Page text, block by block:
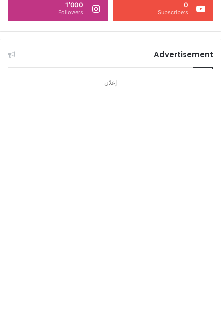
0
Subscribers
1٬000
Followers
Advertisement
إعلان